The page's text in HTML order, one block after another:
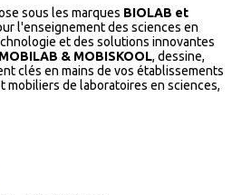
sous les marques BIOLAB et
l'enseignement des sciences en
et des solutions innovantes
MOBILAB & MOBISKOOL, dessine,
clés en mains de vos établissements
de laboratoires en sciences,